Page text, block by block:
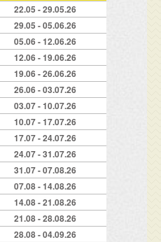
22.05 - 29.05.26
29.05 - 05.06.26
05.06 - 12.06.26
12.06 - 19.06.26
19.06 - 26.06.26
26.06 - 03.07.26
03.07 - 10.07.26
10.07 - 17.07.26
17.07 - 24.07.26
24.07 - 31.07.26
31.07 - 07.08.26
07.08 - 14.08.26
14.08 - 21.08.26
21.08 - 28.08.26
28.08 - 04.09.26